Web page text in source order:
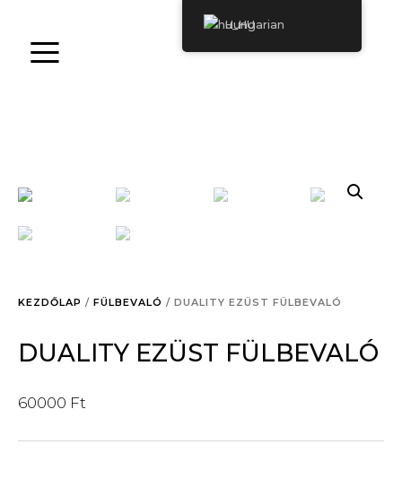
≡
S
O
K
O
KEZDŐLAP / FÜLBEVALÓ / DUALITY EZÜST FÜLBEVALÓ
DUALITY EZÜST FÜLBEVALÓ
60000 Ft
Hungarian